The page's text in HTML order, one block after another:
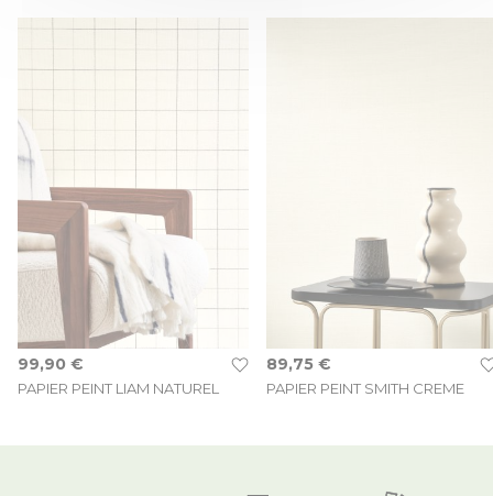
PAPIER PEINT LIAM NATUREL
99,90 €
PAPIER PEINT SMITH CREME
89,75 €